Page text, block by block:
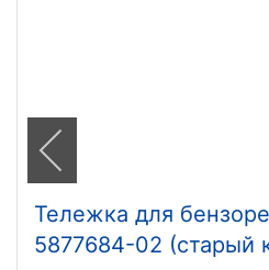
Тележка для
5877684-02 (старый